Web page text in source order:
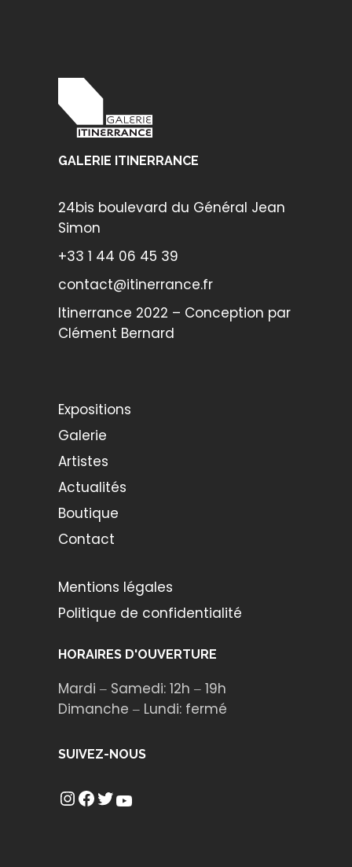
GALERIE ITINERRANCE
24bis boulevard du Général Jean
Simon
+33 1 44 06 45 39
contact@itinerrance.fr
Itinerrance 2022 – Conception par
Clément Bernard
Expositions
Galerie
Artistes
Actualités
Boutique
Contact
Mentions légales
Politique de confidentialité
HORAIRES D'OUVERTURE
Mardi ‒ Samedi: 12h ‒ 19h
Dimanche ‒ Lundi: fermé
SUIVEZ-NOUS
Instagram
Facebook
Twitter
YouTube